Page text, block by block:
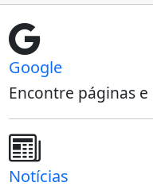
Google
Encontre páginas e
Notícias